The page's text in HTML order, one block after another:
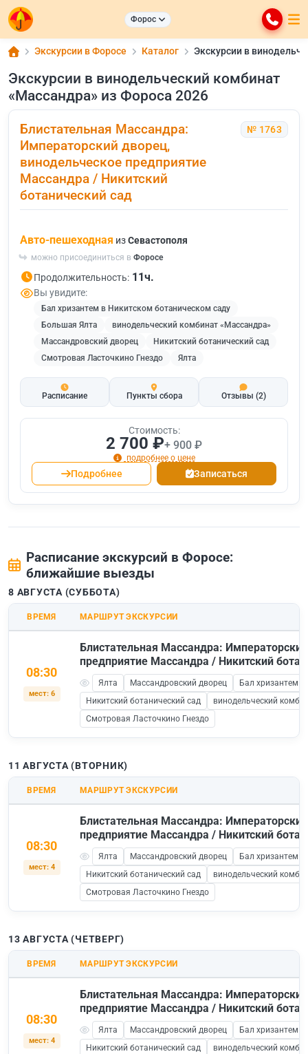
Форос
Экскурсии в Форосе Каталог Экскурсии в
Экскурсии в винодельческий комбинат
«Массандра» из Фороса 2026
Блистательная Массандра:
Императорский дворец,
винодельческое предприятие
Массандра / Никитский
ботанический сад
№ 1763
Авто-пешеходная изСевастополя
можно присоединиться в Форосе
Продолжительность: 11ч.
Вы увидите:
Бал хризантем в Никитском ботаническом саду
Большая Ялта
винодельческий комбинат «Массандра»
Массандровский дворец
Никитский ботанический сад
Смотровая Ласточкино Гнездо
Ялта
Расписание Пункты сбора Отзывы (2)
Стоимость:
2 700 ₽+ 900 ₽
подробнее о цене
Подробнее Записаться
Расписание экскурсий в Форосе:
ближайшие выезды
8 АВГУСТА (СУББОТА)
ВРЕМЯ МАРШРУТ ЭКСКУРСИИ
08:30
мест: 6
Блистательная Массандра:
предприятие Массандра / Никитский
Ялта Массандровский дворец
Бал хризантем
Никитский ботанический сад
винодельческий
Смотровая Ласточкино Гнездо
11 АВГУСТА (ВТОРНИК)
ВРЕМЯ МАРШРУТ ЭКСКУРСИИ
08:30
мест: 4
Блистательная Массандра:
предприятие Массандра / Никитский
Ялта Массандровский дворец
Бал хризантем
Никитский ботанический сад
винодельческий
Смотровая Ласточкино Гнездо
13 АВГУСТА (ЧЕТВЕРГ)
ВРЕМЯ МАРШРУТ ЭКСКУРСИИ
08:30
мест: 4
Блистательная Массандра:
предприятие Массандра / Никитский
Ялта Массандровский дворец
Бал хризантем
Никитский ботанический сад
винодельческий